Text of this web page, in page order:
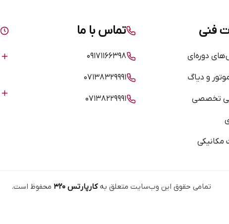
فنی
دوره‌ای
و دیاگ
تخصصی
مکانیکی
تماس با ما
۰۹۱۷۱۱۶۶۳۹۸
۰۷۱۳۸۳۲۹۹۹۱
۰۷۱۳۸۲۲۹۹۹۱
تمامی حقوق این وب‌سایت متعلق بهکارپارتس ۳۲۰ محفوظ است.